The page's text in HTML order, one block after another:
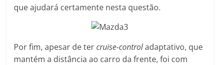
que ajudará certamente nesta questão.
Por fim, apesar de tercruise-controladaptativo, que
mantém a distância ao carro da frente, foi com